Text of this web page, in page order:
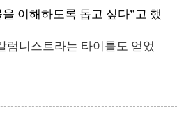
이해하도록 돕고 싶다”고 했
럼니스트라는 타이틀도 얻었